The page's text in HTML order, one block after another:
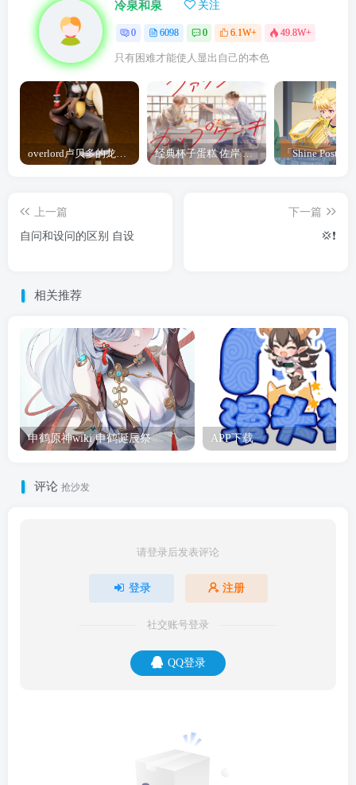
冷泉和泉 关注
0 6098 0 6.1W+ 49.8W+
只有困难才能使人显出自己的本色
经典杯子蛋糕 佐岸 漫画「经典杯子蛋糕」宣布真人日剧化
上一篇
自问和设问的区别 自设
下一篇
💢❗️
相关推荐
申鹤原神wiki 申鹤诞辰祭 APP下载
评论 抢沙发
请登录后发表评论
登录 注册
社交账号登录
QQ登录